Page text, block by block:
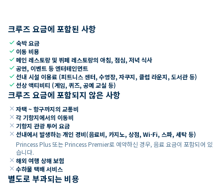
크루즈 요금에 포함된 사항
check숙박 요금
check 이동 비용
check 메인 레스토랑 및 뷔페 레스토랑의 아침, 점심, 저녁 식사
check공연, 이벤트 등 엔터테인먼트
check선내 시설 이용료 (피트니스 센터, 수영장, 자쿠지, 클럽 라운지, 도서관 등)
check선상 액티비티 (게임, 퀴즈, 공예 교실 등)
크루즈 요금에 포함되지 않은 사항
close 자택 ~ 항구까지의 교통비
close 각 기항지에서의 이동비
close 기항지 관광 투어 요금
close 선내에서 발생하는 개인 경비(음료비, 카지노, 상점, Wi-Fi, 스파, 세탁 등)
Princess Plus 또는 Princess Premier로 예약하신 경우, 음료 요금이 포함되어 있
습니다.
close 해외 여행 상해 보험
close 수하물 택배 서비스
별도로 부과되는 비용